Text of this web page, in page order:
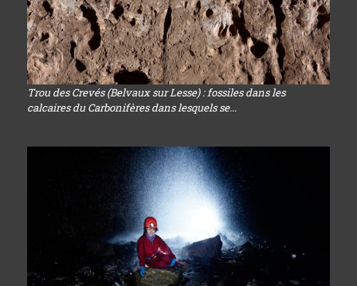
Trou des Crevés (Belvaux sur Lesse) : fossiles dans les
calcaires du Carbonifères dans lesquels se...